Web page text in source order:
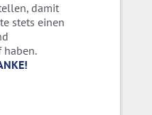
damit
stets einen
haben.